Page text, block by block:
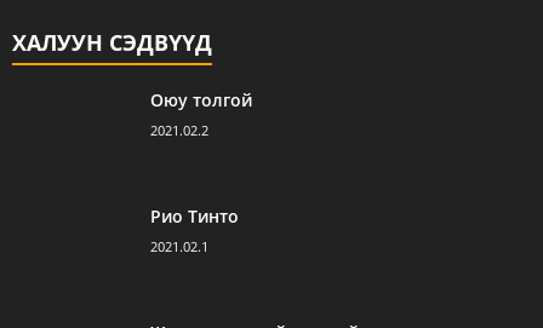
ХАЛУУН СЭДВҮҮД
Оюу толгой
2021.02.2
Рио Тинто
2021.02.1